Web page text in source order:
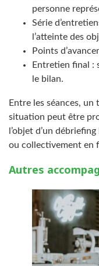
personne
Série
l’atteinte des
Points
Entretien final :
le bilan.
Entre les séances,
situation peut être
l’objet d’un
ou collectivement en
Autres